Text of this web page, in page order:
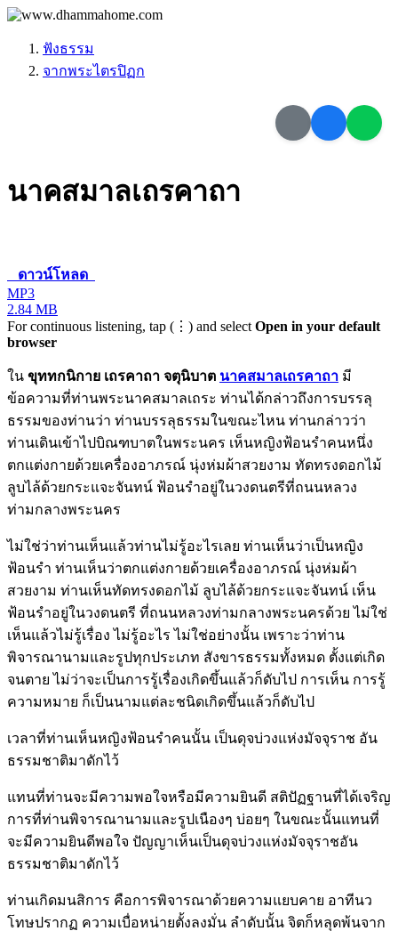
ฟังธรรม
จากพระไตรปิฏก
นาคสมาลเถรคาถา
ดาวน์โหลด
MP3
2.84 MB
For continuous listening, tap (⋮) and select Open in your default
browser
ใน ขุททกนิกาย เถรคาถา จตุนิบาต นาคสมาลเถรคาถา มี
ข้อความที่ท่านพระนาคสมาลเถระ ท่านได้กล่าวถึงการบรรลุ
ธรรมของท่านว่า ท่านบรรลุธรรมในขณะไหน ท่านกล่าวว่า
ท่านเดินเข้าไปบิณฑบาตในพระนคร เห็นหญิงฟ้อนรำคนหนึ่ง
ตกแต่งกายด้วยเครื่องอาภรณ์ นุ่งห่มผ้าสวยงาม ทัดทรงดอกไม้
ลูบไล้ด้วยกระแจะจันทน์ ฟ้อนรำอยู่ในวงดนตรีที่ถนนหลวง
ท่ามกลางพระนคร
ไม่ใช่ว่าท่านเห็นแล้วท่านไม่รู้อะไรเลย ท่านเห็นว่าเป็นหญิง
ฟ้อนรำ ท่านเห็นว่าตกแต่งกายด้วยเครื่องอาภรณ์ นุ่งห่มผ้า
สวยงาม ท่านเห็นทัดทรงดอกไม้ ลูบไล้ด้วยกระแจะจันทน์ เห็น
ฟ้อนรำอยู่ในวงดนตรี ที่ถนนหลวงท่ามกลางพระนครด้วย ไม่ใช่
เห็นแล้วไม่รู้เรื่อง ไม่รู้อะไร ไม่ใช่อย่างนั้น เพราะว่าท่าน
พิจารณานามและรูปทุกประเภท สังขารธรรมทั้งหมด ตั้งแต่เกิด
จนตาย ไม่ว่าจะเป็นการรู้เรื่องเกิดขึ้นแล้วก็ดับไป การเห็น การรู้
ความหมาย ก็เป็นนามแต่ละชนิดเกิดขึ้นแล้วก็ดับไป
เวลาที่ท่านเห็นหญิงฟ้อนรำคนนั้น เป็นดุจบ่วงแห่งมัจจุราช อัน
ธรรมชาติมาดักไว้
แทนที่ท่านจะมีความพอใจหรือมีความยินดี สติปัฏฐานที่ได้เจริญ
การที่ท่านพิจารณานามและรูปเนืองๆ บ่อยๆ ในขณะนั้นแทนที่
จะมีความยินดีพอใจ ปัญญาเห็นเป็นดุจบ่วงแห่งมัจจุราชอัน
ธรรมชาติมาดักไว้
ท่านเกิดมนสิการ คือการพิจารณาด้วยความแยบคาย อาทีนว
โทษปรากฏ ความเบื่อหน่ายตั้งลงมั่น ลำดับนั้น จิตก็หลุดพ้นจาก